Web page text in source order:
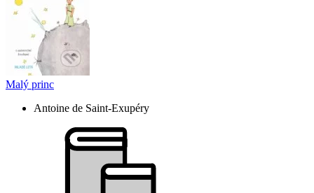
Malý princ
Antoine de Saint-Exupéry